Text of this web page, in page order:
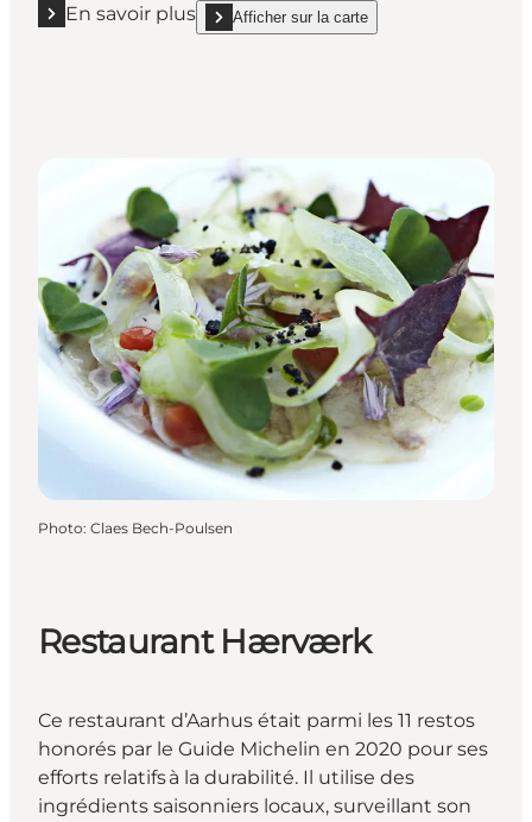
En savoir plus
En savoir plus "Gro Spiseri"Afficher sur la carte
show Gro Spiseri on_map
Photo: Claes Bech-Poulsen
Restaurant Hærværk
Ce restaurant d’Aarhus était parmi les 11 restos
honorés par le Guide Michelin en 2020 pour ses
efforts relatifs à la durabilité. Il utilise des
ingrédients saisonniers locaux, surveillant son